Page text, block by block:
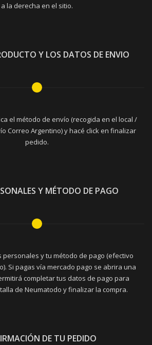
a la derecha en el sitio.
Y LOS DATOS DE ENVIO
el método de envío (recogida en el local /
Correo Argentino) y hacé click en finalizar
pedido.
Y MÉTODO DE PAGO
personales y tu método de pago (efectivo
Si pagas vía mercado pago se abrira una
completar tus datos de pago para
de Neumatodo y finalizar la compra.
DE TU PEDIDO